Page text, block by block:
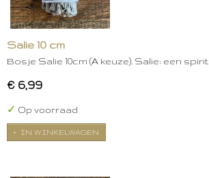
Salie 10 cm
Bosje Salie 10cm (A keuze). Salie: een
€ 6,99
✓ Op voorraad
IN WINKELWAGEN